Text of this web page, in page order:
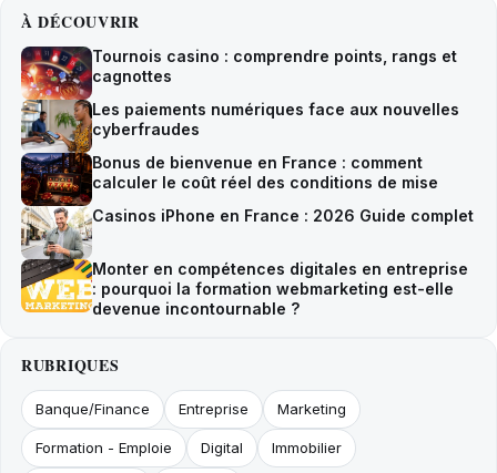
À DÉCOUVRIR
Tournois casino : comprendre points, rangs et
cagnottes
Les paiements numériques face aux nouvelles
cyberfraudes
Bonus de bienvenue en France : comment
calculer le coût réel des conditions de mise
Casinos iPhone en France : 2026 Guide complet
Monter en compétences digitales en entreprise
: pourquoi la formation webmarketing est-elle
devenue incontournable ?
RUBRIQUES
Banque/Finance Entreprise Marketing
Formation - Emploie Digital Immobilier